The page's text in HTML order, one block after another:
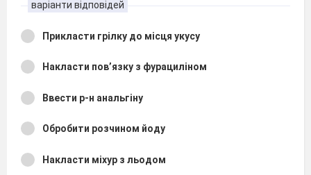
варіанти відповідей
Прикласти грілку до місця укусу
Накласти пов’язку з фурациліном
Ввести р-н анальгіну
Обробити розчином йоду
Накласти міхур з льодом